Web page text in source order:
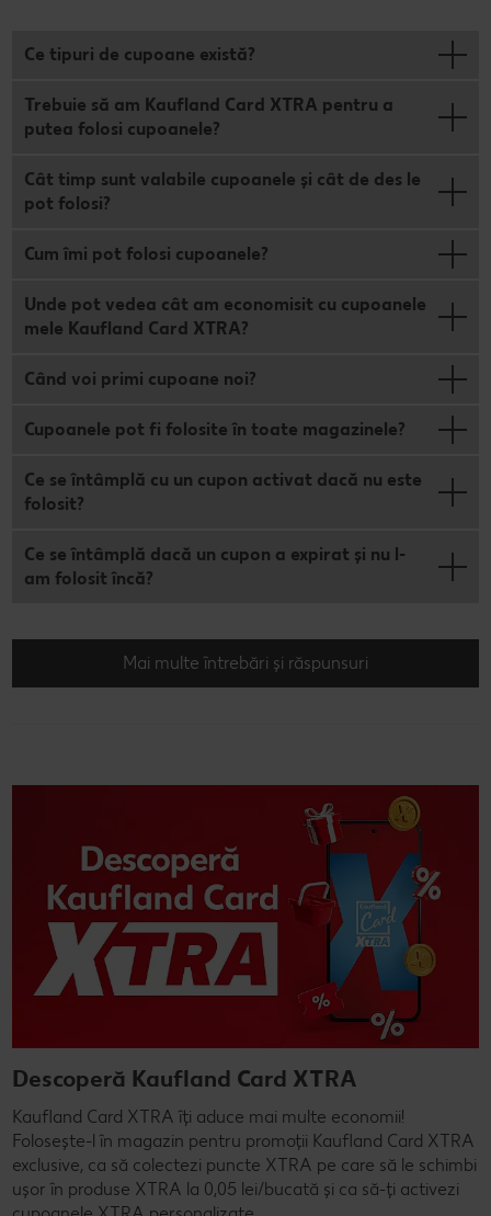
Ce tipuri de cupoane există?
Trebuie să am Kaufland Card XTRA pentru a
putea folosi cupoanele?
Cât timp sunt valabile cupoanele și cât de des le
pot folosi?
Cum îmi pot folosi cupoanele?
Unde pot vedea cât am economisit cu cupoanele
mele Kaufland Card XTRA?
Când voi primi cupoane noi?
Cupoanele pot fi folosite în toate magazinele?
Ce se întâmplă cu un cupon activat dacă nu este
folosit?
Ce se întâmplă dacă un cupon a expirat și nu l-
am folosit încă?
Mai multe întrebări și răspunsuri
Descoperă Kaufland Card XTRA
Kaufland Card XTRA îți aduce mai multe economii!
Folosește-l în magazin pentru promoții Kaufland Card XTRA
exclusive, ca să colectezi puncte XTRA pe care să le schimbi
ușor în produse XTRA la 0,05 lei/bucată și ca să-ți activezi